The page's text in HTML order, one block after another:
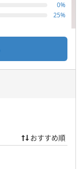
0%
25%
おすすめ順